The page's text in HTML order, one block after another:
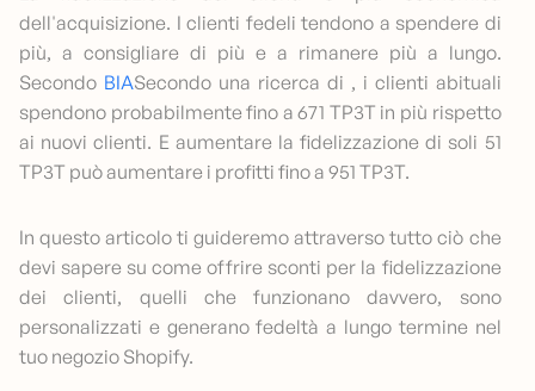
dell'acquisizione. I clienti fedeli tendono a spendere di
più, a consigliare di più e a rimanere più a lungo.
Secondo BIASecondo una ricerca di , i clienti abituali
spendono probabilmente fino a 671 TP3T in più rispetto
ai nuovi clienti. E aumentare la fidelizzazione di soli 51
TP3T può aumentare i profitti fino a 951 TP3T.
In questo articolo ti guideremo attraverso tutto ciò che
devi sapere su come offrire sconti per la fidelizzazione
dei clienti, quelli che funzionano davvero, sono
personalizzati e generano fedeltà a lungo termine nel
tuo negozio Shopify.